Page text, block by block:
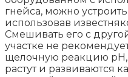
гнейса, можно
использовав
Смешивать его с
участке не
щелочную реакцию
растут и развиваются